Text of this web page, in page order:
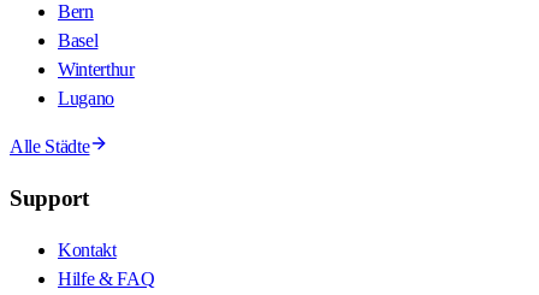
Bern
Basel
Winterthur
Lugano
Alle Städte
Support
Kontakt
Hilfe & FAQ